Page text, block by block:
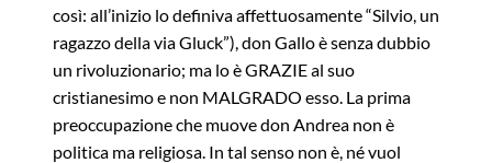
così: all’inizio lo definiva affettuosamente “Silvio, un
ragazzo della via Gluck”), don Gallo è senza dubbio
un rivoluzionario; ma lo è GRAZIE al suo
cristianesimo e non MALGRADO esso. La prima
preoccupazione che muove don Andrea non è
politica ma religiosa. In tal senso non è, né vuol